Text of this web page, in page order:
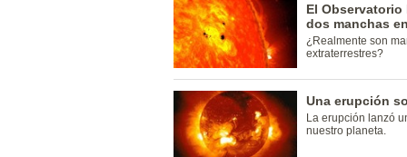
El Observatorio
dos manchas
¿Realmente son
extraterrestres?
Una erupción
La erupción lanzó
nuestro planeta.